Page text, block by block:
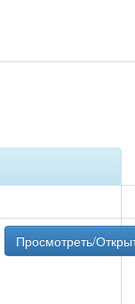
Просмотреть/